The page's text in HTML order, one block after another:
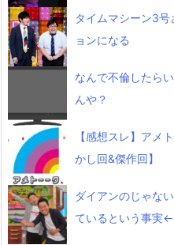
タイムマシーン3
ョンになる
なんで不倫したら
んや？
【感想スレ】アメ
かし回&傑作回】
ダイアンのじゃな
ているという事実